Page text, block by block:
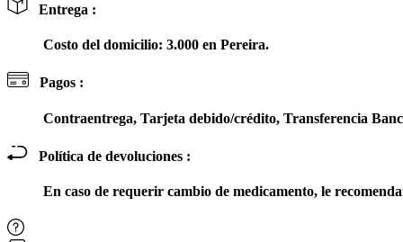
Entrega :
Costo del domicilio: 3.000 en Pereira.
Pagos :
Contraentrega, Tarjeta debido/crédito, Transferencia
Política de devoluciones :
En caso de requerir cambio de medicamento, le